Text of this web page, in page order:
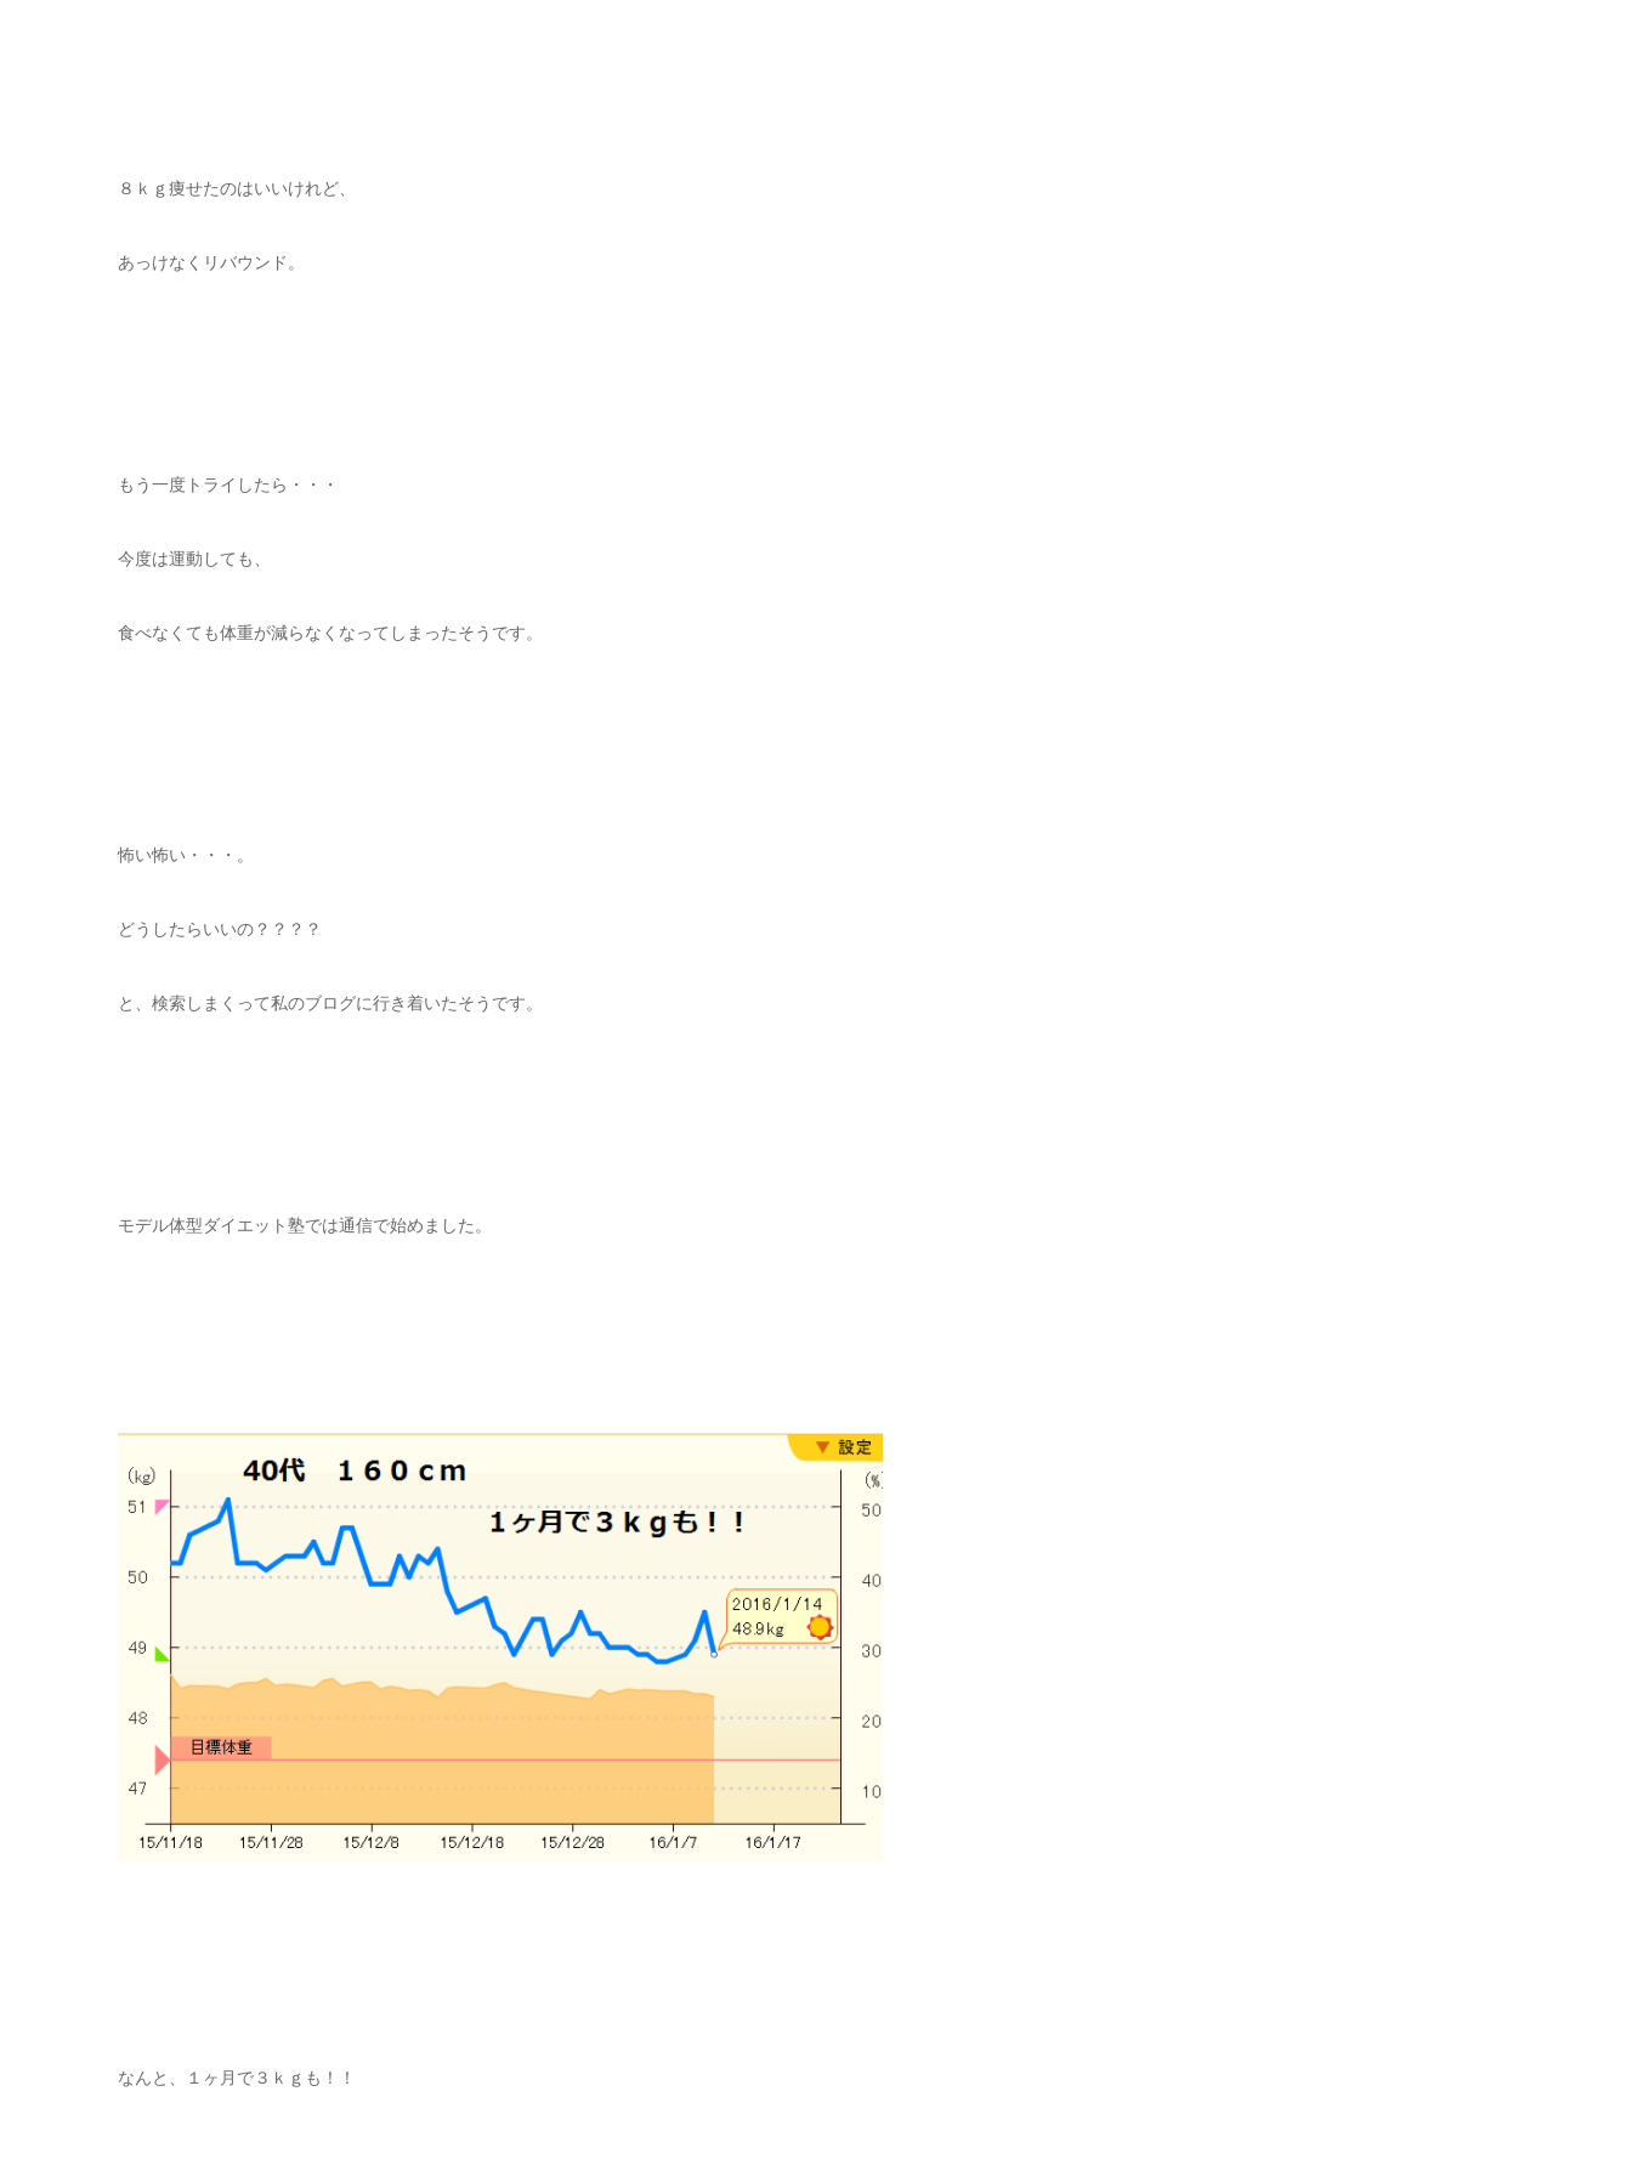
８ｋｇ痩せたのはいいけれど、
あっけなくリバウンド。
もう一度トライしたら・・・
今度は運動しても、
食べなくても体重が減らなくなってしまったそうです。
怖い怖い・・・。
どうしたらいいの？？？？
と、検索しまくって私のブログに行き着いたそうです。
モデル体型ダイエット塾では通信で始めました。
なんと、１ヶ月で３ｋｇも！！